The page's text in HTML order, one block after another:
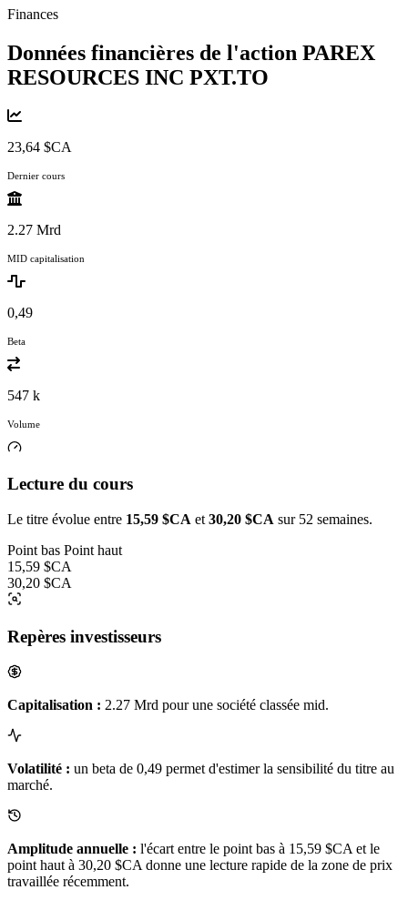
Finances
Données financières de l'action PAREX
RESOURCES INC PXT.TO
23,64 $CA
Dernier cours
2.27 Mrd
MID capitalisation
0,49
Beta
547 k
Volume
Lecture du cours
Le titre évolue entre 15,59 $CA et 30,20 $CA sur 52 semaines.
Point bas Point haut
15,59 $CA
30,20 $CA
Repères investisseurs
Capitalisation : 2.27 Mrd pour une société classée mid.
Volatilité : un beta de 0,49 permet d'estimer la sensibilité du titre au
marché.
Amplitude annuelle : l'écart entre le point bas à 15,59 $CA et le
point haut à 30,20 $CA donne une lecture rapide de la zone de prix
travaillée récemment.